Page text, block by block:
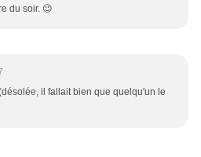
du soir. 😉
il fallait bien que quelqu'un le